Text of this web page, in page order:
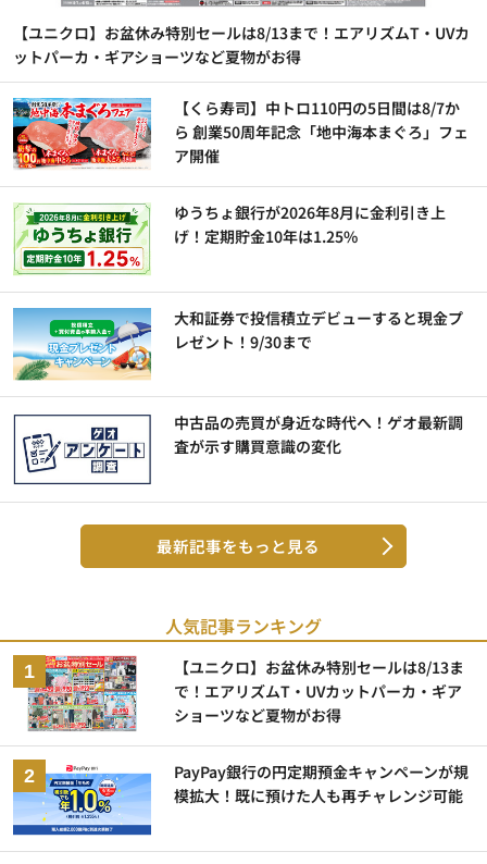
【ユニクロ】お盆休み特別セールは8/13まで！エアリズムT・UVカ
ットパーカ・ギアショーツなど夏物がお得
【くら寿司】中トロ110円の5日間は8/7か
ら 創業50周年記念「地中海本まぐろ」フェ
ア開催
ゆうちょ銀行が2026年8月に金利引き上
げ！定期貯金10年は1.25%
大和証券で投信積立デビューすると現金プ
レゼント！9/30まで
中古品の売買が身近な時代へ！ゲオ最新調
査が示す購買意識の変化
最新記事をもっと見る
人気記事ランキング
【ユニクロ】お盆休み特別セールは8/13ま
で！エアリズムT・UVカットパーカ・ギア
ショーツなど夏物がお得
PayPay銀行の円定期預金キャンペーンが規
模拡大！既に預けた人も再チャレンジ可能